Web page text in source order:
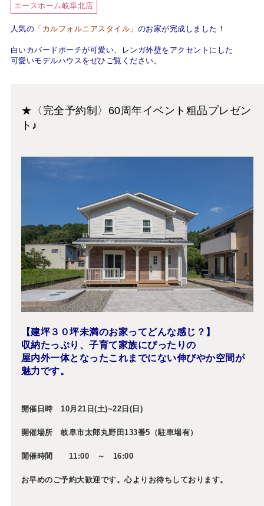
エースホーム岐阜北店
人気の 「カルフォルニアスタイル」 のお家が完成しました！
白いカバードポーチが可愛い、レンガ外壁をアクセントにした
可愛いモデルハウスをぜひご覧ください。
★〈完全予約制〉60周年イベント粗品プレゼン
ト♪
【建坪３０坪未満のお家ってどんな感じ？】
収納たっぷり、子育て家族にぴったりの
屋内外一体となったこれまでにない伸びやか空間が
魅力です。
開催日時 10月21日(土)~22日(日)
開催場所 岐阜市太郎丸野田133番5（駐車場有）
開催時間 11:00 ～ 16:00
お早めのご予約大歓迎です。心よりお待ちしております。